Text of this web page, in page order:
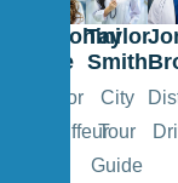
Dr.Rohini
Joe
Senior
Chauffeur
Taylor
Smith
City
Tour
Guide